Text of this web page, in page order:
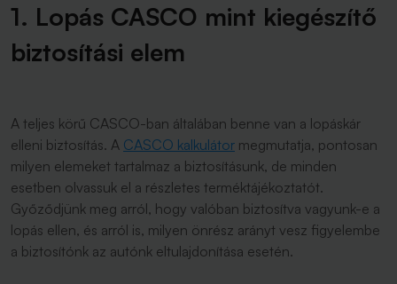
1. Lopás CASCO mint kiegészítő
biztosítási elem
A teljes körű CASCO-ban általában benne van a lopáskár
elleni biztosítás. A CASCO kalkulátor megmutatja, pontosan
milyen elemeket tartalmaz a biztosításunk, de minden
esetben olvassuk el a részletes terméktájékoztatót.
Győződjünk meg arról, hogy valóban biztosítva vagyunk-e a
lopás ellen, és arról is, milyen önrész arányt vesz figyelembe
a biztosítónk az autónk eltulajdonítása esetén.